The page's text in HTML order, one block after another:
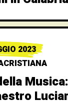
2023